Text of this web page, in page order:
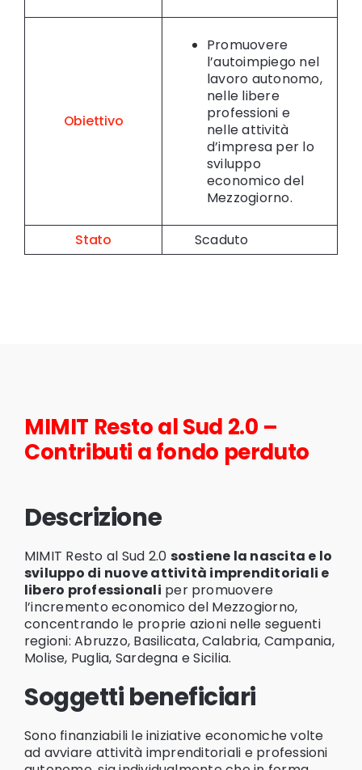
Obiettivo
Promuovere
l’autoimpiego nel
lavoro autonomo,
nelle libere
professioni e
nelle attività
d’impresa per lo
sviluppo
economico del
Mezzogiorno.
Stato Scaduto
MIMIT Resto al Sud 2.0 –
Contributi a fondo perduto
Descrizione
MIMIT Resto al Sud 2.0 sostiene la nascita e lo
sviluppo di nuove attività imprenditoriali e
libero professionali per promuovere
l’incremento economico del Mezzogiorno,
concentrando le proprie azioni nelle seguenti
regioni:Abruzzo, Basilicata, Calabria, Campania,
Molise, Puglia, Sardegna e Sicilia.
Soggetti beneficiari
Sono finanziabili le iniziative economiche volte
ad avviare attività imprenditoriali e professioni